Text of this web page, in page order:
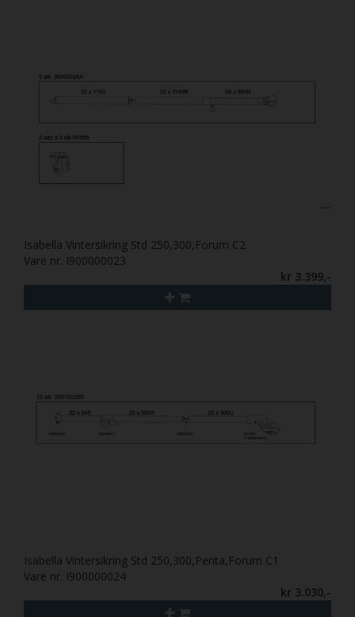
Isabella Vintersikring Std 250,300,Forum C2
Vare nr. I900000023
kr 3.399,-
Isabella Vintersikring Std 250,300,Penta,Forum C1
Vare nr. I900000024
kr 3.030,-